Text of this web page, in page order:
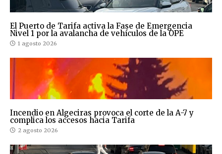
El Puerto de Tarifa activa la Fase de Emergencia
Nivel 1 por la avalancha de vehículos de la OPE
1 agosto 2026
Incendio en Algeciras provoca el corte de la A-7 y
complica los accesos hacia Tarifa
2 agosto 2026